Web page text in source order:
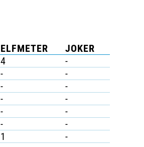
ELFMETER
JOKER
4
-
-
-
-
-
-
-
-
-
-
-
1
-